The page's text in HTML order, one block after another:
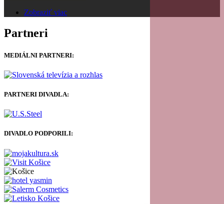
Zobraziť viac
Partneri
MEDIÁLNI PARTNERI:
PARTNERI DIVADLA:
DIVADLO PODPORILI: